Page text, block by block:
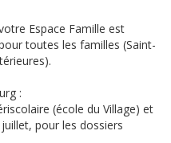
Espace Famille est
toutes les familles (Saint-
:
(école du Village) et
pour les dossiers